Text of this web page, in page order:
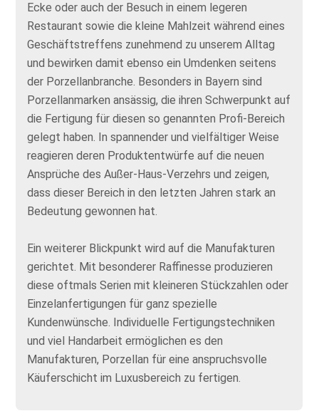
Ecke oder auch der Besuch in einem legeren
Restaurant sowie die kleine Mahlzeit während eines
Geschäftstreffens zunehmend zu unserem Alltag
und bewirken damit ebenso ein Umdenken seitens
der Porzellanbranche. Besonders in Bayern sind
Porzellanmarken ansässig, die ihren Schwerpunkt auf
die Fertigung für diesen so genannten Profi-Bereich
gelegt haben. In spannender und vielfältiger Weise
reagieren deren Produktentwürfe auf die neuen
Ansprüche des Außer-Haus-Verzehrs und zeigen,
dass dieser Bereich in den letzten Jahren stark an
Bedeutung gewonnen hat.
Ein weiterer Blickpunkt wird auf die Manufakturen
gerichtet. Mit besonderer Raffinesse produzieren
diese oftmals Serien mit kleineren Stückzahlen oder
Einzelanfertigungen für ganz spezielle
Kundenwünsche. Individuelle Fertigungstechniken
und viel Handarbeit ermöglichen es den
Manufakturen, Porzellan für eine anspruchsvolle
Käuferschicht im Luxusbereich zu fertigen.